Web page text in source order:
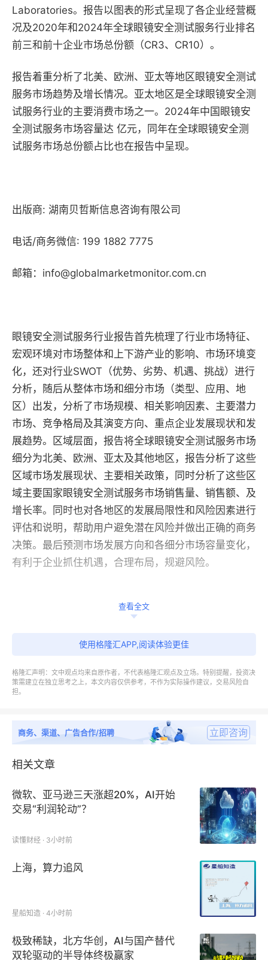
Laboratories。报告以图表的形式呈现了各企业经营概
况及2020年和2024年全球眼镜安全测试服务行业排名
前三和前十企业市场总份额（CR3、CR10）。
报告着重分析了北美、欧洲、亚太等地区眼镜安全测试
服务市场趋势及增长情况。亚太地区是全球眼镜安全测
试服务行业的主要消费市场之一。2024年中国眼镜安
全测试服务市场容量达 亿元，同年在全球眼镜安全测
试服务市场总份额占比也在报告中呈现。
出版商: 湖南贝哲斯信息咨询有限公司
电话/商务微信: 199 1882 7775
邮箱：info@globalmarketmonitor.com.cn
眼镜安全测试服务行业报告首先梳理了行业市场特征、
宏观环境对市场整体和上下游产业的影响、市场环境变
化，还对行业SWOT（优势、劣势、机遇、挑战）进行
分析，随后从整体市场和细分市场（类型、应用、地
区）出发，分析了市场规模、相关影响因素、主要潜力
市场、竞争格局及其演变方向、重点企业发展现状和发
展趋势。区域层面，报告将全球眼镜安全测试服务市场
细分为北美、欧洲、亚太及其他地区，报告分析了这些
区域市场发展现状、主要相关政策，同时分析了这些区
域主要国家眼镜安全测试服务市场销售量、销售额、及
增长率。同时也对各地区的发展局限性和风险因素进行
评估和说明，帮助用户避免潜在风险并做出正确的商务
决策。最后预测市场发展方向和各细分市场容量变化，
有利于企业抓住机遇，合理布局，规避风险。
全球重点区域分析、以及眼镜安全测试服务细分类型及
产品和服务特点、定价策略等，企业可以发现自身的竞
争优势和劣势，进而调整自己的战略和定位，提高市场
变动趋势、影响产品价格波动的因素，和对下游应用领
域的市场规模、进出口分析、及不同应有领域对产品的
关注点分析。此外，报告也列出了可能影响眼镜安全测
眼镜安全测试服务行业重点企业：
EYCO Laboratories
SGS
查看全文
使用格隆汇APP,阅读体验更佳
格隆汇声明：文中观点均来自原作者，不代表格隆汇观点及立场。特别提醒，投资决
策需建立在独立思考之上，本文内容仅供参考，不作为实际操作建议，交易风险自
担。
商务、渠道、广告合作/招聘 立即咨询
相关文章
微软、亚马逊三天涨超20%，AI开始
交易“利润轮动”？
读懂财经 · 3小时前
上海，算力追风
星船知造 · 4小时前
极致稀缺，北方华创，AI与国产替代
双轮驱动的半导体终极赢家